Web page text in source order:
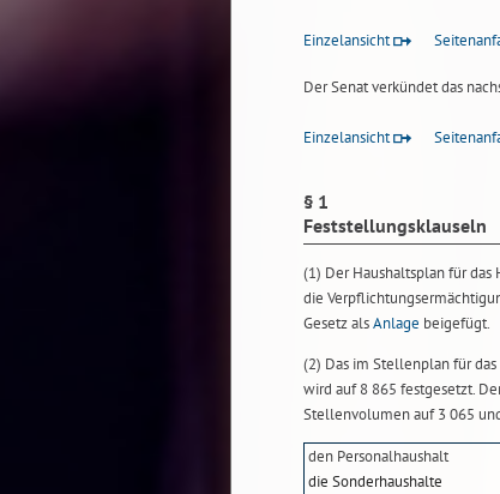
Einzelansicht
Der Senat verkündet das
Einzelansicht
§ 1
Feststellungsklauseln
(1) Der Haushaltsplan für das
die
Gesetz alsAnlage beigefügt.
(2) Das im Stellenplan für
wird auf 8 865 festgesetzt.
Stellenvolumen auf 3 065
den Personalhaushalt
die Sonderhaushalte